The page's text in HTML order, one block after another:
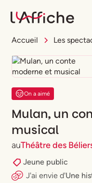
Accueil Les
On a aimé
Mulan, un
musical
auThéâtre des
Jeune public
J'ai envie d'Une